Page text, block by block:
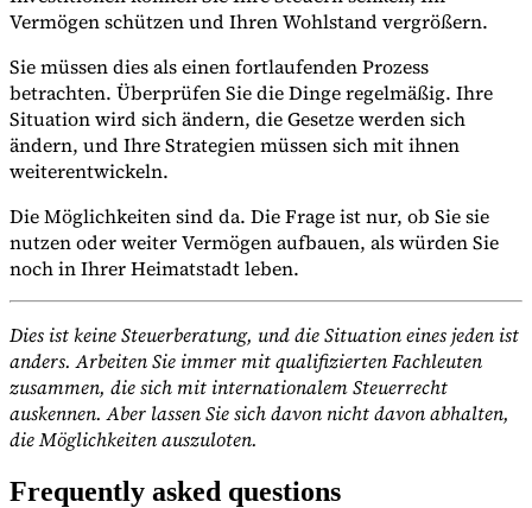
Vermögen schützen und Ihren Wohlstand vergrößern.
Sie müssen dies als einen fortlaufenden Prozess
betrachten. Überprüfen Sie die Dinge regelmäßig. Ihre
Situation wird sich ändern, die Gesetze werden sich
ändern, und Ihre Strategien müssen sich mit ihnen
weiterentwickeln.
Die Möglichkeiten sind da. Die Frage ist nur, ob Sie sie
nutzen oder weiter Vermögen aufbauen, als würden Sie
noch in Ihrer Heimatstadt leben.
Dies ist keine Steuerberatung, und die Situation eines jeden ist
anders. Arbeiten Sie immer mit qualifizierten Fachleuten
zusammen, die sich mit internationalem Steuerrecht
auskennen. Aber lassen Sie sich davon nicht davon abhalten,
die Möglichkeiten auszuloten.
Frequently asked questions